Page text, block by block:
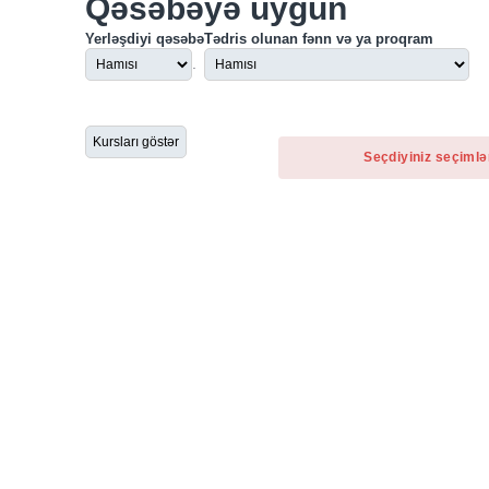
Qəsəbəyə uyğun
Yerləşdiyi qəsəbə
.
Tədris olunan fənn və ya proqram
Seçdiyiniz